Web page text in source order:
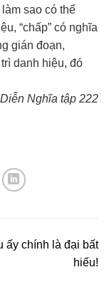
sao có thể
“chấp” có nghĩa
gián đoạn,
danh hiệu, đó
Nghĩa tập 222
ấy chính là đại bất
hiếu!